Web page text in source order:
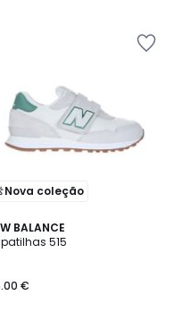
Nova coleção
BALANCE
515
€